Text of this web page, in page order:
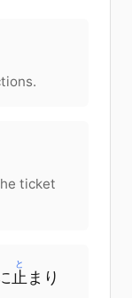
ticket
止
と
まり